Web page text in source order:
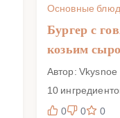
Основные
Бургер с
козьим
Автор: Vkysnoe
10
0
0 0